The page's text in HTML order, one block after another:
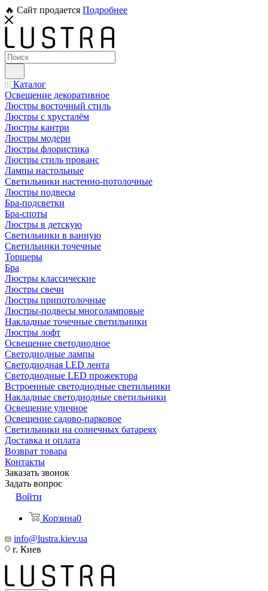
🔥 Сайт продается Подробнее
Каталог
Освещение декоративное
Люстры восточный стиль
Люстры с хрусталём
Люстры кантри
Люстры модерн
Люстры флористика
Люстры стиль прованс
Лампы настольные
Светильники настенно-потолочные
Люстры подвесы
Бра-подсветки
Бра-споты
Люстры в детскую
Светильники в ванную
Светильники точечные
Торшеры
Бра
Люстры классические
Люстры свечи
Люстры припотолочные
Люстры-подвесы многоламповые
Накладные точечные светильники
Люстры лофт
Освещение светодиодное
Светодиодные лампы
Светодиодная LED лента
Светодиодные LED прожектора
Встроенные светодиодные светильники
Накладные светодиодные светильники
Освещение уличное
Освещение садово-парковое
Светильники на солнечных батареях
Доставка и оплата
Возврат товара
Контакты
Заказать звонок
Задать вопрос
Войти
Корзина0
info@lustra.kiev.ua
г. Киев